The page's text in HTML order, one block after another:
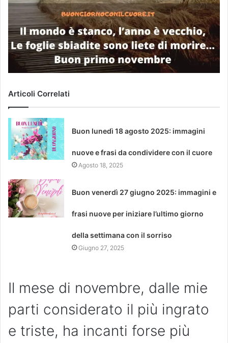
Articoli Correlati
Buon lunedì 18 agosto 2025: immagini
nuove e frasi da condividere con il cuore
Agosto 18, 2025
Buon venerdì 27 giugno 2025: immagini e
frasi nuove per iniziare l’ultimo giorno
della settimana con il sorriso
Giugno 27, 2025
Il mese di novembre, dalle mie
parti considerato il più ingrato
e triste, ha incanti forse più